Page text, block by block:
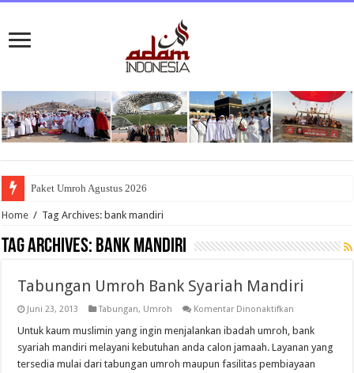
Paket Umroh Agustus 2026
Home / Tag Archives: bank mandiri
Tag Archives: bank mandiri
Tabungan Umroh Bank Syariah Mandiri
Juni 23, 2013 Tabungan, Umroh Komentar Dinonaktifkan
Umroh
Syariah
Mandiri
Untuk kaum muslimin yang ingin menjalankan ibadah umroh, bank
syariah mandiri melayani kebutuhan anda calon jamaah. Layanan yang
tersedia mulai dari tabungan umroh maupun fasilitas pembiayaan